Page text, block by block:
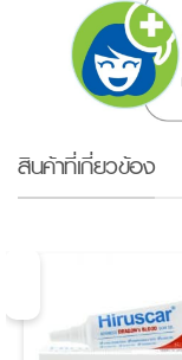
สินค้าที่เกี่ยวข้อง